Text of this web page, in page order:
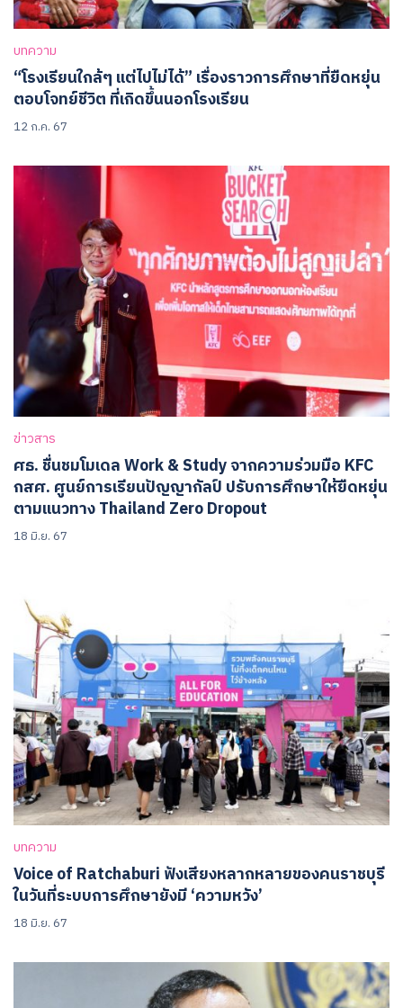
Search
for:
บทความ
“โรงเรียนใกล้ๆ แต่ไปไม่ได้” เรื่องราวการศึกษาที่ยืดหยุ่น
ตอบโจทย์ชีวิต ที่เกิดขึ้นนอกโรงเรียน
12 ก.ค. 67
ข่าวสาร
ศธ. ชื่นชมโมเดล Work & Study จากความร่วมมือ KFC
กสศ. ศูนย์การเรียนปัญญากัลป์ ปรับการศึกษาให้ยืดหยุ่น
ตามแนวทาง Thailand Zero Dropout
18 มิ.ย. 67
บทความ
Voice of Ratchaburi ฟังเสียงหลากหลายของคนราชบุรี
ในวันที่ระบบการศึกษายังมี ‘ความหวัง’
18 มิ.ย. 67